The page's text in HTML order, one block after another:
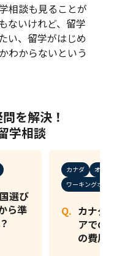
相談も見ることが
ないけれど、留学
い、留学がはじめ
わからないという
を解決！
学相談
選び
ら準
カナダ
オースト
ワーキングホリデー
カナダま
アでのワ
の費用と